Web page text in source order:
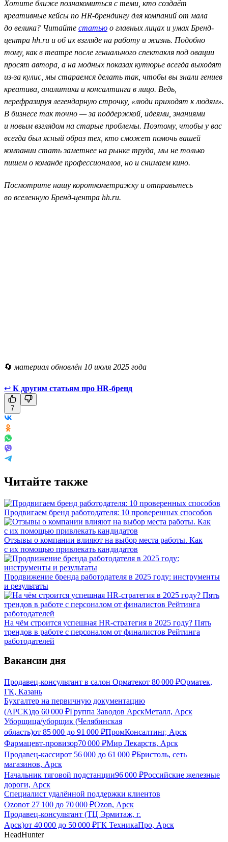
Хотите ближе познакомиться с теми, кто создаёт
креативные кейсы по HR-брендингу для компаний от мала
до велика? Читайте статью о главных лицах и умах Бренд-
центра hh.ru и об их взгляде на работу и жизнь. Подобно
тому, как в театре после гениального спектакля под овации
просят автора, а на модных показах кутюрье всегда выходят
из-за кулис, мы стараемся делать так, чтобы вы знали гениев
креатива, аналитики и консалтинга в лицо. Ведь,
перефразируя легендарную строчку, «люди приходят к людям».
В бизнесе так точно — за поддержкой, идеями, знаниями
и новым взглядом на старые проблемы. Поэтому, чтобы у вас
всегда был ясный образ тех, кто сможет помочь вашей
компании стать заметнее на рынке труда, мы не только
пишем о команде профессионалов, но и снимаем кино.
Посмотрите нашу короткометражку и отправьтесь
во вселенную Бренд-центра hh.ru.
🔄 материал обновлён 10 июля 2025 года
↩ К другим статьям про HR-бренд
7
Читайте также
Продвигаем бренд работодателя: 10 проверенных способов
Отзывы о компании влияют на выбор места работы. Как
с их помощью привлекать кандидатов
Продвижение бренда работодателя в 2025 году: инструменты
и результаты
На чём строится успешная HR-стратегия в 2025 году? Пять
трендов в работе с персоналом от финалистов Рейтинга
работодателей
Вакансии дня
Продавец-консультант в салон Орматекот 80 000 ₽Орматек,
ГК, Казань
Бухгалтер на первичную документацию
(АРСК)до 60 000 ₽Группа Заводов АрскМеталл, Арск
Уборщица/уборщик (Челябинская
область)от 85 000 до 91 000 ₽ПромКонсалтинг, Арск
Фармацевт-провизор70 000 ₽Мир Лекарств, Арск
Продавец-кассирот 56 000 до 61 000 ₽Бристоль, сеть
магазинов, Арск
Начальник тяговой подстанции96 000 ₽Российские железные
дороги, Арск
Специалист удалённой поддержки клиентов
Ozonот 27 100 до 70 000 ₽Ozon, Арск
Продавец-консультант (ТЦ Эрмитаж, г.
Арск)от 40 000 до 50 000 ₽ГК ТехникаПро, Арск
HeadHunter